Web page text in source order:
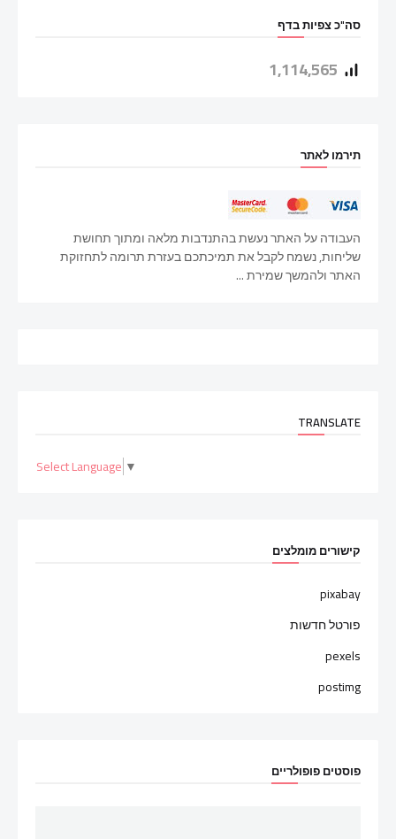
סה"כ צפיות בדף
1,114,565
תירמו לאתר
העבודה על האתר נעשת בהתנדבות מלאה ומתוך תחושת
שליחות, נשמח לקבל את תמיכתכם בעזרת תרומה לתחזוקת
האתר ולהמשך שמירת ...
TRANSLATE
Select Language ▼
קישורים מומלצים
pixabay
פורטל חדשות
pexels
postimg
פוסטים פופולריים